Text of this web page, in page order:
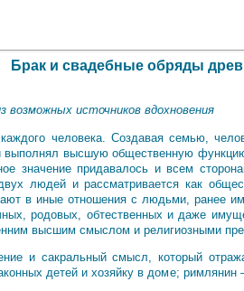
Брак и свадебные обряды
возможных источников вдохновения
человека. Создавая семью,
высшую общественную
значение придавалось и всем
людей и рассматривается как
в иные отношения с людьми,
родовых, обтественных и даже
высшим смыслом и религиозными
и сакральный смысл, который
детей и хозяйку в доме;